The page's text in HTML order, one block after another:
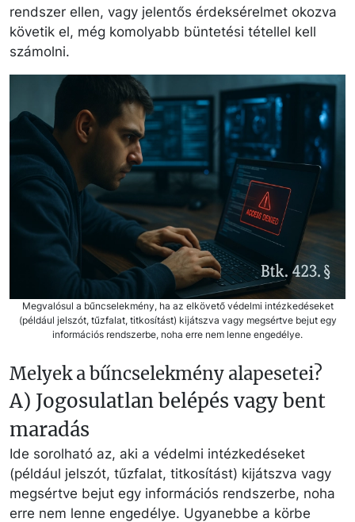
rendszer ellen, vagy jelentős érdeksérelmet okozva
követik el, még komolyabb büntetési tétellel kell
számolni.
Megvalósul a bűncselekmény, ha az elkövető védelmi intézkedéseket
(például jelszót, tűzfalat, titkosítást) kijátszva vagy megsértve bejut egy
információs rendszerbe, noha erre nem lenne engedélye.
Melyek a bűncselekmény alapesetei?
A) Jogosulatlan belépés vagy bent
maradás
Ide sorolható az, aki a védelmi intézkedéseket
(például jelszót, tűzfalat, titkosítást) kijátszva vagy
megsértve bejut egy információs rendszerbe, noha
erre nem lenne engedélye. Ugyanebbe a körbe